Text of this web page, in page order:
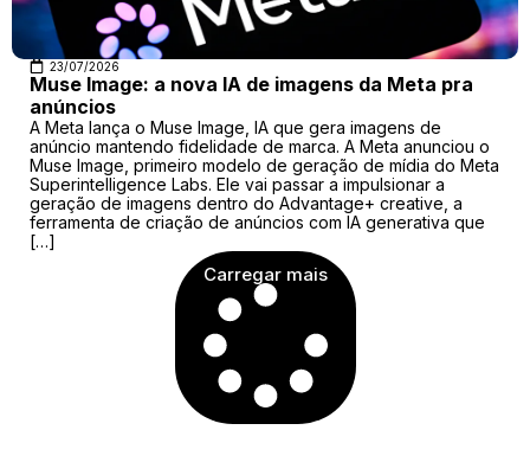
23/07/2026
Muse Image: a nova IA de imagens da Meta pra
anúncios
A Meta lança o Muse Image, IA que gera imagens de
anúncio mantendo fidelidade de marca. A Meta anunciou o
Muse Image, primeiro modelo de geração de mídia do Meta
Superintelligence Labs. Ele vai passar a impulsionar a
geração de imagens dentro do Advantage+ creative, a
ferramenta de criação de anúncios com IA generativa que
[…]
Carregar mais